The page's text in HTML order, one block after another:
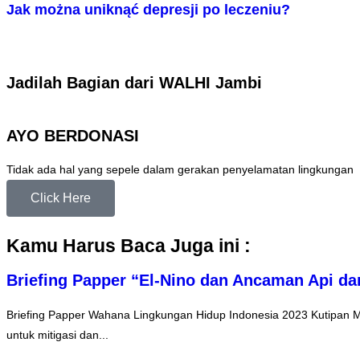
Jak można uniknąć depresji po leczeniu?
Jadilah Bagian dari WALHI Jambi
AYO BERDONASI
Tidak ada hal yang sepele dalam gerakan penyelamatan lingkungan
Click Here
Kamu Harus Baca Juga ini :
Briefing Papper “El-Nino dan Ancaman Api
Briefing Papper Wahana Lingkungan Hidup Indonesia 2023 Kutipan
untuk mitigasi dan...